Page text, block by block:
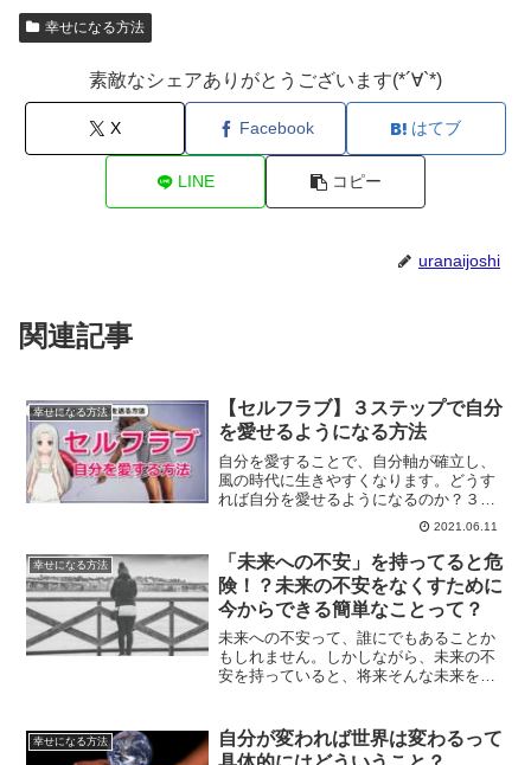
幸せになる方法
素敵なシェアありがとうございます(*´∀`*)
X Facebook はてブ
LINE コピー
uranaijoshi
関連記事
幸せになる方法
【セルフラブ】３ステップで自分
を愛せるようになる方法
自分を愛することで、自分軸が確立し、
風の時代に生きやすくなります。どうす
れば自分を愛せるようになるのか？３ス
テップで自分を愛せるようになる方法に
ついて、ご紹介していきます。
2021.06.11
幸せになる方法
「未来への不安」を持ってると危
険！？未来の不安をなくすために
今からできる簡単なことって？
未来への不安って、誰にでもあることか
もしれません。しかしながら、未来の不
安を持っていると、将来そんな未来を引
る簡単なことから始めてみませんか？
幸せになる方法
自分が変われば世界は変わるって